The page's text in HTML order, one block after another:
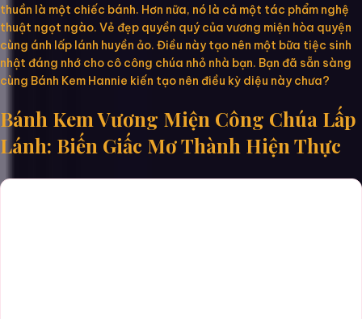
thuần là một chiếc bánh. Hơn nữa, nó là cả một tác phẩm nghệ
thuật ngọt ngào. Vẻ đẹp quyền quý của vương miện hòa quyện
cùng ánh lấp lánh huyền ảo. Điều này tạo nên một bữa tiệc sinh
nhật đáng nhớ cho cô công chúa nhỏ nhà bạn. Bạn đã sẵn sàng
cùng Bánh Kem Hannie kiến tạo nên điều kỳ diệu này chưa?
Bánh Kem Vương Miện Công Chúa Lấp
Lánh: Biến Giấc Mơ Thành Hiện Thực